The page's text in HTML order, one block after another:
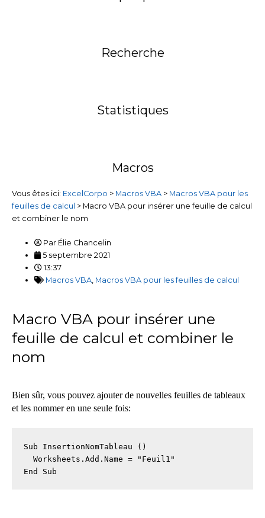
Recherche
Statistiques
Macros
Vous êtes ici: ExcelCorpo > Macros VBA > Macros VBA pour les
feuilles de calcul > Macro VBA pour insérer une feuille de calcul
et combiner le nom
Par Élie Chancelin
5 septembre 2021
13:37
Macros VBA, Macros VBA pour les feuilles de calcul
Macro VBA pour insérer une
feuille de calcul et combiner le
nom
Bien sûr, vous pouvez ajouter de nouvelles feuilles de tableaux
et les nommer en une seule fois:
Sub InsertionNomTableau ()
Worksheets.Add.Name = "Feuil1"
End Sub